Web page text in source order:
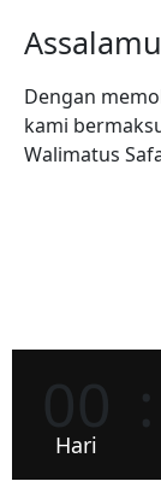
Dengan
kami
Walimatus
00
Hari